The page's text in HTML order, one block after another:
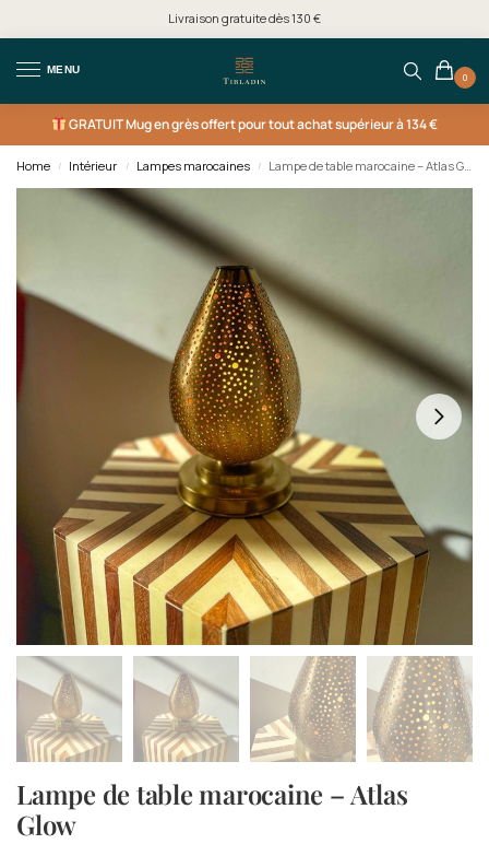
Livraison gratuite dès 130 €
MENU
0
GRATUITMug en grès offert pour tout achat supérieur à 134 €
Home / Intérieur / Lampes marocaines / Lampe de table marocaine – Atlas Glow
Lampe de table marocaine – Atlas
Glow